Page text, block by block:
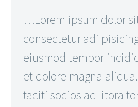
…Lorem ipsum dolor
consectetur adi
eiusmod tempor
et dolore magna
taciti socios ad litora